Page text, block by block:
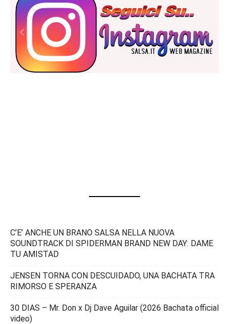
C’E’ ANCHE UN BRANO SALSA NELLA NUOVA
SOUNDTRACK DI SPIDERMAN BRAND NEW DAY: DAME
TU AMISTAD
JENSEN TORNA CON DESCUIDADO, UNA BACHATA TRA
RIMORSO E SPERANZA
30 DIAS – Mr. Don x Dj Dave Aguilar (2026 Bachata official
video)